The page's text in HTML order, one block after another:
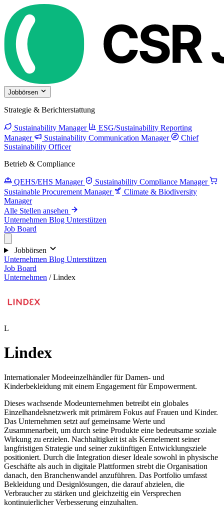
Jobbörsen
Strategie & Berichterstattung
Sustainability Manager
ESG/Sustainability Reporting
Manager
Sustainability Communication Manager
Chief
Sustainability Officer
Betrieb & Compliance
QEHS/EHS Manager
Sustainability Compliance Manager
Sustainable Procurement Manager
Climate & Biodiversity
Manager
Alle Stellen ansehen
Unternehmen Blog Unterstützen
Job Board
Jobbörsen
Unternehmen Blog Unterstützen
Job Board
Unternehmen / Lindex
L
Lindex
Internationaler Modeeinzelhändler für Damen- und
Kinderbekleidung mit einem Engagement für Empowerment.
Dieses wachsende Modeunternehmen betreibt ein globales
Einzelhandelsnetzwerk mit primärem Fokus auf Frauen und Kinder.
Das Unternehmen setzt auf gemeinsame Werte und
Zusammenarbeit, um durch seine Produkte eine bedeutsame soziale
Wirkung zu erzielen. Nachhaltigkeit ist als Kernelement seiner
langfristigen Strategie und seiner zukünftigen Entwicklungsziele
positioniert. Durch die Integration dieser Ideale sowohl in physische
Geschäfte als auch in digitale Plattformen strebt die Organisation
danach, den Branchenwandel anzuführen. Das Portfolio umfasst
Bekleidung und Designlösungen, die darauf abzielen, die
Verbraucher zu stärken und gleichzeitig ein Versprechen
kontinuierlicher Verbesserung einzuhalten.